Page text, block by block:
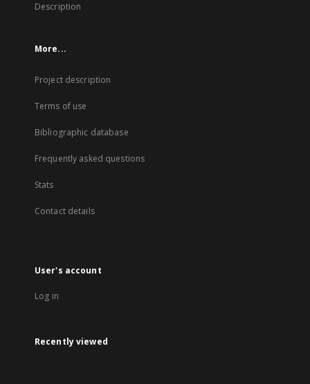
Description
More...
Project description
Terms of use
Bibliographic database
Frequently asked questions
Stats
Contact details
User's account
Log in
Recently viewed